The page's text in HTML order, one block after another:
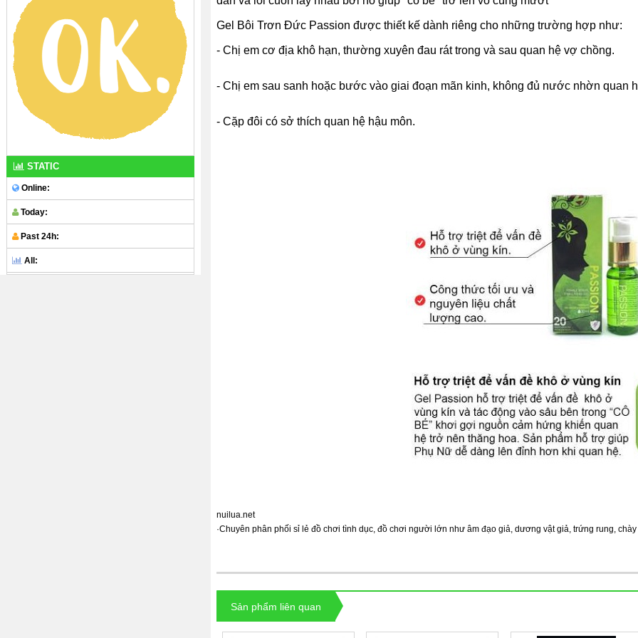
Gel Bôi Trơn Đức Passion được thiết kế dành riêng cho những trường hợp như:
- Chị em cơ địa khô hạn, thường xuyên đau rát trong và sau quan hệ vợ chồng.
- Chị em sau sanh hoặc bước vào giai đoạn mãn kinh, không đủ nước nhờn quan
- Cặp đôi có sở thích quan hệ hậu môn.
nuilua.net
·Chuyên phân phối sỉ lẻ đồ chơi tình dục, đồ chơi người lớn như âm đạo giả, dương vật giả, trứng rung,
Sản phẩm liên quan
STATIC
Online:
Today:
Past 24h:
All: